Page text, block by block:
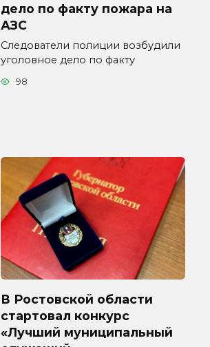
дело по факту пожара на
АЗС
Следователи полиции возбудили
уголовное дело по факту
98
В Ростовской области
стартовал конкурс
«Лучший муниципальный